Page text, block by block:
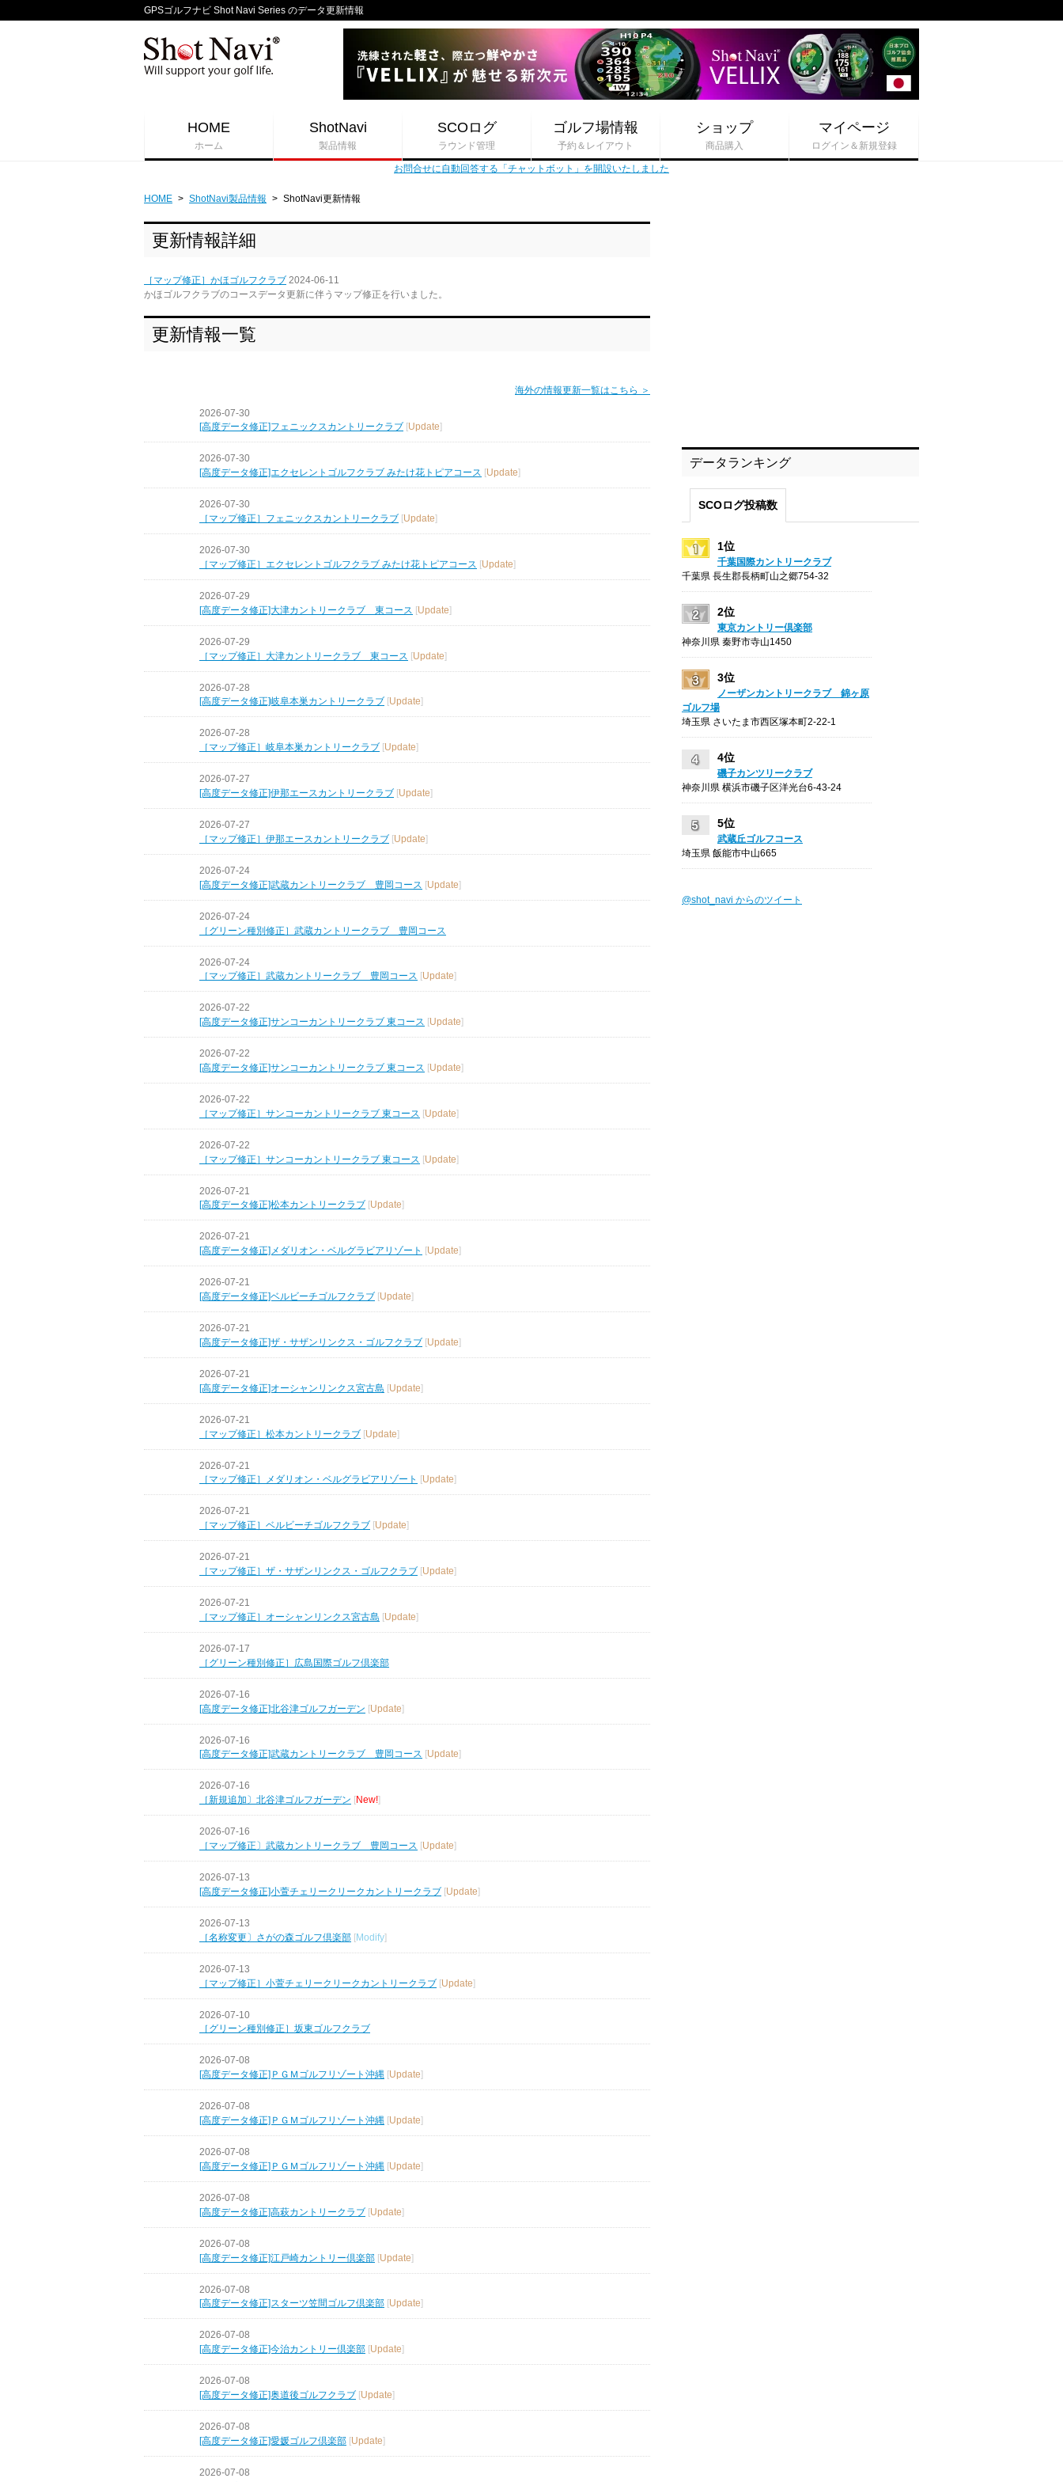
GPSゴルフナビ Shot Navi Series のデータ更新情報
HOME
ホーム
ShotNavi
製品情報
SCOログ
ラウンド管理
ゴルフ場情報
予約＆レイアウト
ショップ
商品購入
マイページ
ログイン＆新規登録
お問合せに自動回答する「チャットボット」を開設いたしました
HOME > ShotNavi製品情報 > ShotNavi更新情報
更新情報詳細
［マップ修正］かほゴルフクラブ 2024-06-11
かほゴルフクラブのコースデータ更新に伴うマップ修正を行いました。
更新情報一覧
海外の情報更新一覧はこちら ＞
2026-07-30
[高度データ修正]フェニックスカントリークラブ [Update]
2026-07-30
[高度データ修正]エクセレントゴルフクラブ みたけ花トピアコース [Update]
2026-07-30
［マップ修正］フェニックスカントリークラブ [Update]
2026-07-30
［マップ修正］エクセレントゴルフクラブ みたけ花トピアコース [Update]
2026-07-29
[高度データ修正]大津カントリークラブ 東コース [Update]
2026-07-29
［マップ修正］大津カントリークラブ 東コース [Update]
2026-07-28
[高度データ修正]岐阜本巣カントリークラブ [Update]
2026-07-28
［マップ修正］岐阜本巣カントリークラブ [Update]
2026-07-27
[高度データ修正]伊那エースカントリークラブ [Update]
2026-07-27
［マップ修正］伊那エースカントリークラブ [Update]
2026-07-24
[高度データ修正]武蔵カントリークラブ 豊岡コース [Update]
2026-07-24
［グリーン種別修正］武蔵カントリークラブ 豊岡コース
2026-07-24
［マップ修正］武蔵カントリークラブ 豊岡コース [Update]
2026-07-22
[高度データ修正]サンコーカントリークラブ 東コース [Update]
2026-07-22
[高度データ修正]サンコーカントリークラブ 東コース [Update]
2026-07-22
［マップ修正］サンコーカントリークラブ 東コース [Update]
2026-07-22
［マップ修正］サンコーカントリークラブ 東コース [Update]
2026-07-21
[高度データ修正]松本カントリークラブ [Update]
2026-07-21
[高度データ修正]メダリオン・ベルグラビアリゾート [Update]
2026-07-21
[高度データ修正]ベルビーチゴルフクラブ [Update]
2026-07-21
[高度データ修正]ザ・サザンリンクス・ゴルフクラブ [Update]
2026-07-21
[高度データ修正]オーシャンリンクス宮古島 [Update]
2026-07-21
［マップ修正］松本カントリークラブ [Update]
2026-07-21
［マップ修正］メダリオン・ベルグラビアリゾート [Update]
2026-07-21
［マップ修正］ベルビーチゴルフクラブ [Update]
2026-07-21
［マップ修正］ザ・サザンリンクス・ゴルフクラブ [Update]
2026-07-21
［マップ修正］オーシャンリンクス宮古島 [Update]
2026-07-17
［グリーン種別修正］広島国際ゴルフ倶楽部
2026-07-16
[高度データ修正]北谷津ゴルフガーデン [Update]
2026-07-16
[高度データ修正]武蔵カントリークラブ 豊岡コース [Update]
2026-07-16
［新規追加〕北谷津ゴルフガーデン [New!]
2026-07-16
［マップ修正〕武蔵カントリークラブ 豊岡コース [Update]
2026-07-13
[高度データ修正]小萱チェリークリークカントリークラブ [Update]
2026-07-13
［名称変更〕さがの森ゴルフ倶楽部 [Modify]
2026-07-13
［マップ修正］小萱チェリークリークカントリークラブ [Update]
2026-07-10
［グリーン種別修正］坂東ゴルフクラブ
2026-07-08
[高度データ修正]ＰＧＭゴルフリゾート沖縄 [Update]
2026-07-08
[高度データ修正]ＰＧＭゴルフリゾート沖縄 [Update]
2026-07-08
[高度データ修正]ＰＧＭゴルフリゾート沖縄 [Update]
2026-07-08
[高度データ修正]高萩カントリークラブ [Update]
2026-07-08
[高度データ修正]江戸崎カントリー倶楽部 [Update]
2026-07-08
[高度データ修正]スターツ笠間ゴルフ倶楽部 [Update]
2026-07-08
[高度データ修正]今治カントリー倶楽部 [Update]
2026-07-08
[高度データ修正]奥道後ゴルフクラブ [Update]
2026-07-08
[高度データ修正]愛媛ゴルフ倶楽部 [Update]
2026-07-08
データランキング
SCOログ投稿数
1位
千葉国際カントリークラブ
千葉県 長生郡長柄町山之郷754-32
2位
東京カントリー倶楽部
神奈川県 秦野市寺山1450
3位
ノーザンカントリークラブ 錦ヶ原
ゴルフ場
埼玉県 さいたま市西区塚本町2-22-1
4位
磯子カンツリークラブ
神奈川県 横浜市磯子区洋光台6-43-24
5位
武蔵丘ゴルフコース
埼玉県 飯能市中山665
@shot_navi からのツイート